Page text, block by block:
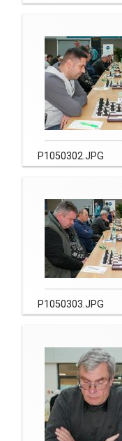
P1050302.JPG
P1050303.JPG